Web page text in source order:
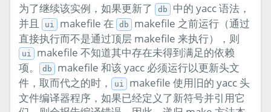
为了继续该实例，如果更新了
db
中的 yacc 语法，
并且
ui makefile 在 db
makefile 之前运行（通过
直接执行而不是通过顶层 makefile 来执行），则
ui
makefile 不知道其中存在未得到满足的依赖
项。
db
makefile 和该 yacc 必须运行以更新头文
件，取而代之的时，
ui
makefile 使用旧的 yacc 头
文件编译器程序，如果已经定义了新符号并引用它